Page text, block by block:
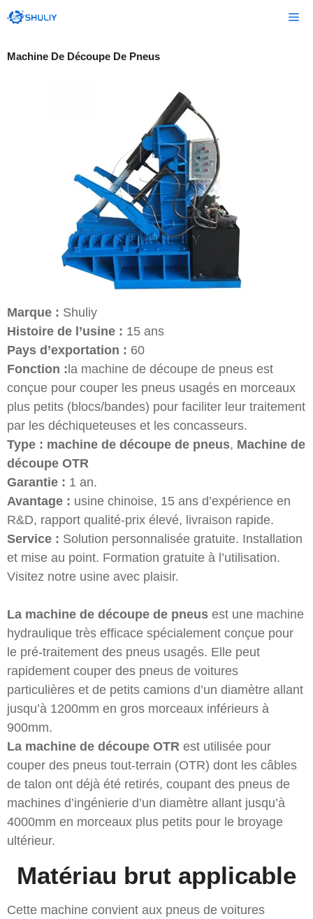
au
Machine De Découpe De Pneus
Marque : Shuliy
Histoire de l’usine : 15 ans
Pays d’exportation : 60
Fonction :la machine de découpe de pneus est
conçue pour couper les pneus usagés en morceaux
plus petits (blocs/bandes) pour faciliter leur traitement
par les déchiqueteuses et les concasseurs.
Type : machine de découpe de pneus, Machine de
découpe OTR
Garantie : 1 an.
Avantage : usine chinoise, 15 ans d’expérience en
R&D, rapport qualité-prix élevé, livraison rapide.
Service : Solution personnalisée gratuite. Installation
et mise au point. Formation gratuite à l’utilisation.
Visitez notre usine avec plaisir.
La machine de découpe de pneus est une machine
hydraulique très efficace spécialement conçue pour
le pré-traitement des pneus usagés. Elle peut
rapidement couper des pneus de voitures
particulières et de petits camions d’un diamètre allant
jusqu’à 1200mm en gros morceaux inférieurs à
900mm.
La machine de découpe OTR est utilisée pour
couper des pneus tout-terrain (OTR) dont les câbles
de talon ont déjà été retirés, coupant des pneus de
machines d’ingénierie d’un diamètre allant jusqu’à
4000mm en morceaux plus petits pour le broyage
ultérieur.
Matériau brut applicable
Cette machine convient aux pneus de voitures